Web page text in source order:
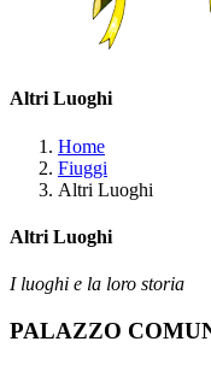
Altri Luoghi
Home
Fiuggi
Altri Luoghi
Altri Luoghi
I luoghi e la loro storia
PALAZZO